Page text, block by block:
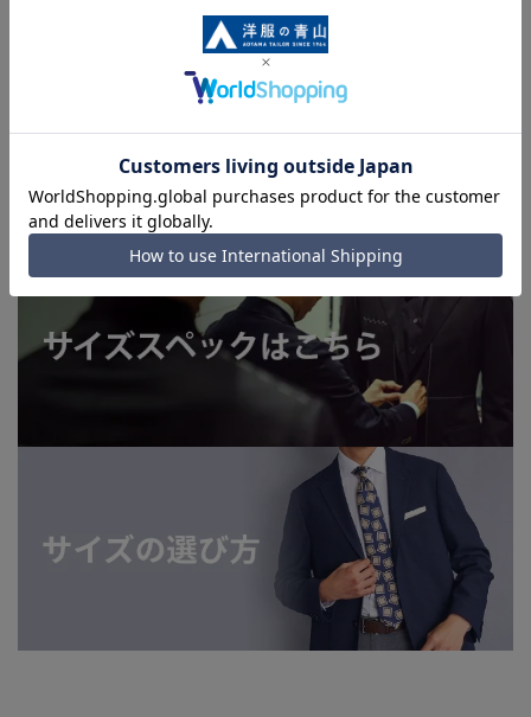
■店舗や各モールサイトと商品在庫を共有しております関係
上、ご注文いただいたタイミングにより欠品が発生し、ご注文
を完了できない場合がございます。予めご了承ください。
■お急ぎ発送のご注文につきましても、ご注文のタイミングに
よってはお急ぎ発送サービスを選択できない場合がございま
す。